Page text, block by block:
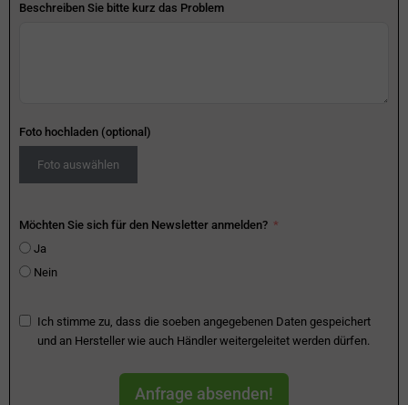
Beschreiben Sie bitte kurz das Problem
Foto hochladen (optional)
Foto auswählen
Möchten Sie sich für den Newsletter anmelden?
Ja
Nein
Ich stimme zu, dass die soeben angegebenen Daten gespeichert
und an Hersteller wie auch Händler weitergeleitet werden dürfen.
Anfrage absenden!